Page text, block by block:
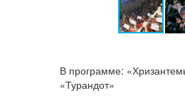
В программе:
«Турандот»